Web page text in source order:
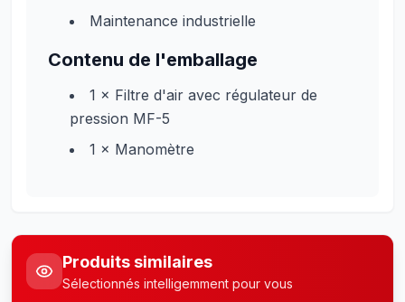
Maintenance industrielle
Contenu de l'emballage
1 × Filtre d'air avec régulateur de
pression MF-5
1 × Manomètre
Produits similaires
Sélectionnés intelligemment pour vous